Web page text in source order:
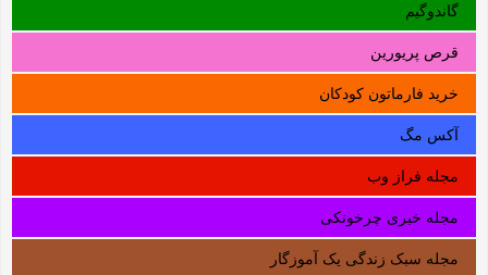
گاندوگیم
قرص پریورین
خرید فارماتون کودکان
آکس مگ
مجله فراز وب
مجله خبری چرخونکی
مجله سبک زندگی یک آموزگار